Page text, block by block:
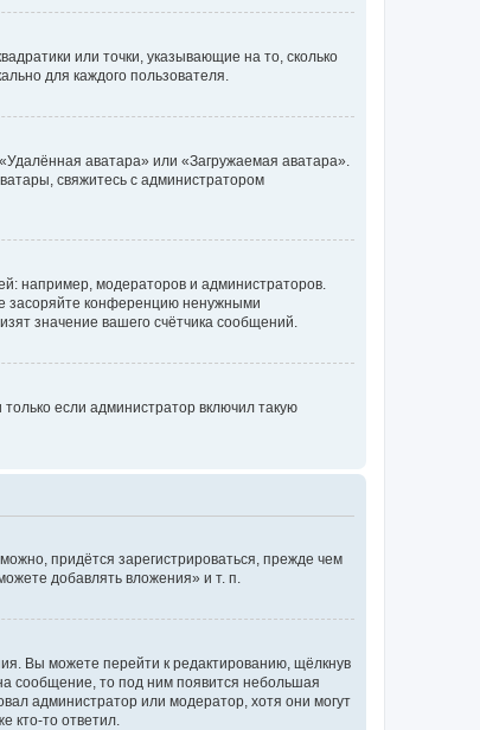
или точки, указывающие на то, сколько
для каждого пользователя.
аватара» или «Загружаемая аватара».
свяжитесь с администратором
например, модераторов и администраторов.
засоряйте конференцию ненужными
значение вашего счётчика сообщений.
если администратор включил такую
придётся зарегистрироваться, прежде чем
добавлять вложения» и т. п.
Вы можете перейти к редактированию, щёлкнув
сообщение, то под ним появится небольшая
администратор или модератор, хотя они могут
кто-то ответил.